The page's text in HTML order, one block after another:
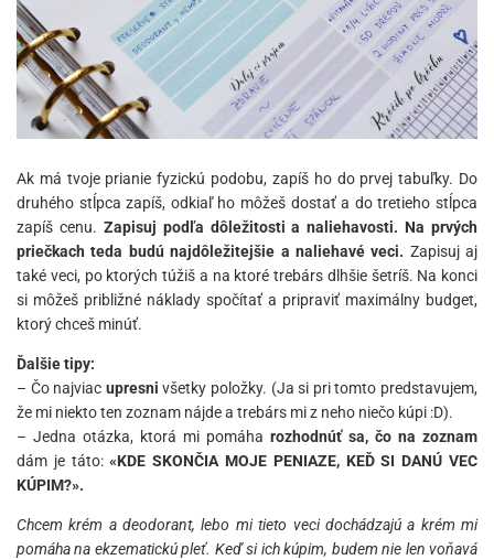
Ak má tvoje prianie fyzickú podobu, zapíš ho do prvej tabuľky. Do
druhého stĺpca zapíš, odkiaľ ho môžeš dostať a do tretieho stĺpca
zapíš cenu. Zapisuj podľa dôležitosti a naliehavosti. Na prvých
priečkach teda budú najdôležitejšie a naliehavé veci. Zapisuj aj
také veci, po ktorých túžiš a na ktoré trebárs dlhšie šetríš. Na konci
si môžeš približné náklady spočítať a pripraviť maximálny budget,
ktorý chceš minúť.
Ďalšie tipy:
– Čo najviac upresni všetky položky. (Ja si pri tomto predstavujem,
že mi niekto ten zoznam nájde a trebárs mi z neho niečo kúpi :D).
– Jedna otázka, ktorá mi pomáha rozhodnúť sa, čo na zoznam
dám je táto:«KDE SKONČIA MOJE PENIAZE, KEĎ SI DANÚ VEC
KÚPIM?».
Chcem krém a deodorant, lebo mi tieto veci dochádzajú a krém mi
pomáha na ekzematickú pleť. Keď si ich kúpim, budem nie len voňavá